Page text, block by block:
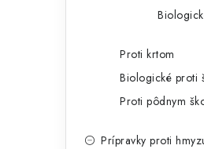
Proti krtom
Biologické proti
Proti pôdnym
Prípravky proti